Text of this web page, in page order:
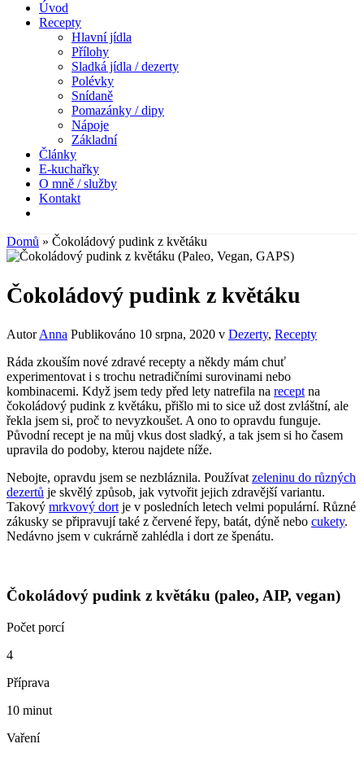
Úvod
Recepty
Hlavní jídla
Přílohy
Sladká jídla / dezerty
Polévky
Snídaně
Pomazánky / dipy
Nápoje
Základní
Články
E-kuchařky
O mně / služby
Kontakt
Domů » Čokoládový pudink z květáku
Čokoládový pudink z květáku
AutorAnna Publikováno 10 srpna, 2020 v Dezerty, Recepty
Ráda zkouším nové zdravé recepty a někdy mám chuť
experimentovat i s trochu netradičními surovinami nebo
kombinacemi. Když jsem tedy před lety natrefila na receptna
čokoládový pudink z květáku, přišlo mi to sice už dost zvláštní, ale
řekla jsem si, proč to nevyzkoušet. A ono to opravdu funguje.
Původní recept je na můj vkus dost sladký, a tak jsem si ho časem
upravila do podoby, kterou najdete níže.
Nebojte, opravdu jsem se nezbláznila. Používatzeleninu do různých
dezertů je skvělý způsob, jak vytvořit jejich zdravější variantu.
Takový mrkvový dortje v posledních letech velmi populární. Různé
zákusky se připravují také z červené řepy, batát, dýně nebo cukety.
Nedávno jsem v cukrárně zahlédla i dort ze špenátu.
Čokoládový pudink z květáku (paleo, AIP, vegan)
Počet porcí
4
Příprava
10 minut
Vaření